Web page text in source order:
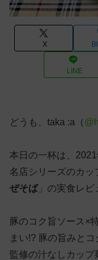
X
LINE
どうも、taka :a（
本日の一杯は、
名店シリーズのカッ
ぜそば」の実食レビ
豚のコク旨ソース×
まい!? 豚の旨みとコ
監修の汁なしカップ